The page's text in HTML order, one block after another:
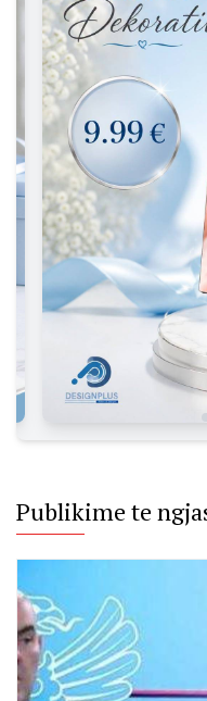
Publikime te